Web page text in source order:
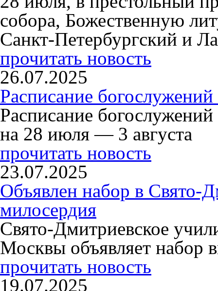
собора, Божественную
Санкт-Петербургский и
прочитать новость
26.07.2025
Расписание
Расписание
на 28 июля — 3 августа
прочитать новость
23.07.2025
Объявлен набор в Свято-
милосердия
Свято-Дмитриевское
Москвы объявляет набор
прочитать новость
19.07.2025